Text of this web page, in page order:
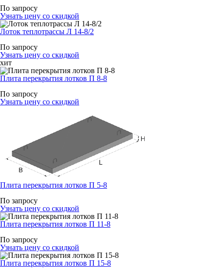
По запросу
Узнать цену со скидкой
Лоток теплотрассы Л 14-8/2
По запросу
Узнать цену со скидкой
хит
Плита перекрытия лотков П 8-8
По запросу
Узнать цену со скидкой
Плита перекрытия лотков П 5-8
По запросу
Узнать цену со скидкой
Плита перекрытия лотков П 11-8
По запросу
Узнать цену со скидкой
Плита перекрытия лотков П 15-8